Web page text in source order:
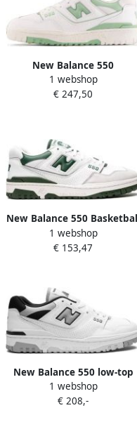
New Balance 550
Reconnected Schoenen
White Leer
1 webshop
€ 247,50
New Balance 550 Basketball
Schoenen white maat: 44.5
beschikbare maaten:44.5 45
1 webshop
€ 153,47
New Balance 550 low-top
sneakers Wit
1 webshop
€ 208,-